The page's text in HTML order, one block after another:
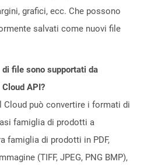
grafici, ecc. Che possono
salvati come nuovi file
file sono supportati da
API?
Cloud può convertire i formati di
famiglia di prodotti a
famiglia di prodotti in PDF,
(TIFF, JPEG, PNG BMP),